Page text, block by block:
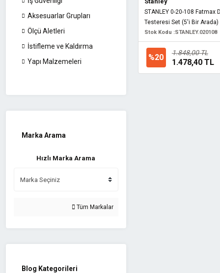
Aksesuarlar Grupları
Ölçü Aletleri
İstifleme ve Kaldırma
Yapı Malzemeleri
Marka Arama
Hızlı Marka Arama
Tüm Markalar
Blog Kategorileri
STANLEY 0-20-108 Fatmax
Testeresi Set (5'i Bir Arada)
Stok Kodu :STANLEY.020108
%20 1.848,00 TL
1.478,40 TL